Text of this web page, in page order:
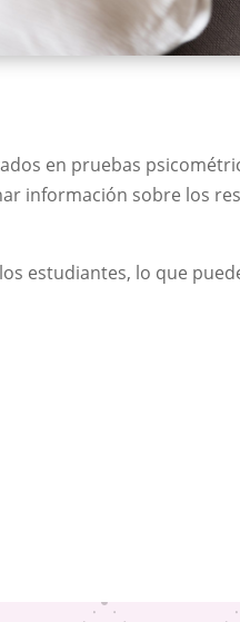
en pruebas
información sobre los
estudiantes, lo que